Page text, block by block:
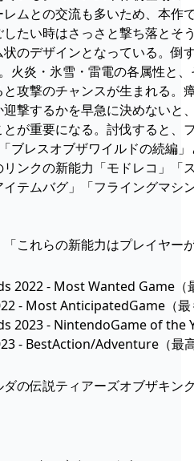
ムとの交流も多いため、本
たい時はさっさと撃ち落と
のデザインとなっている。倒
火炎・氷雪・雷電の各属性と
攻撃のチャンスが生まれる
撃するかを早急に決めないと
が重要になる。討伐すると
ブレスオブザワイルドの続編
ンクの新能力「モドレコ」「
テムバグ」「フライングマ
「これらの新能力はプレイヤ
2022 - Most Wanted Game（
- Most AnticipatedGame（最
2023 - NintendoGame of the
- BestAction/Adventure（最
の伝説ティアーズオブザキン